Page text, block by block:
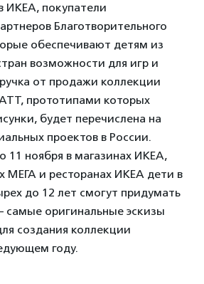
ИКЕА, покупатели
Благотворительного
обеспечивают детям из
возможности для игр и
от продажи коллекции
прототипами которых
будет перечислена на
проектов в России.
11 ноября в магазинах ИКЕА,
МЕГА и ресторанах ИКЕА дети в
до 12 лет смогут придумать
оригинальные эскизы
создания коллекции
году.